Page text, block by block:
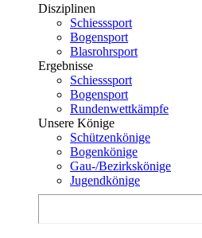
Disziplinen
Schiesssport
Bogensport
Blasrohrsport
Ergebnisse
Schiesssport
Bogensport
Rundenwettkämpfe
Unsere Könige
Schützenkönige
Bogenkönige
Gau-/Bezirkskönige
Jugendkönige